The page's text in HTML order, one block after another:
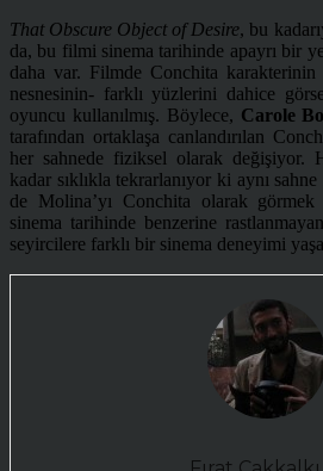
That Obscure Object of Desire, bu
da, bu filmi sinema tarihinde apayrı bir
daha var. Filmde Conchita
nesnesinin- farklı yüzlerini dahice
oyuncu kullanılmış. Böylece, Carole
tarafından ortaklaşa canlandırılan
her sahnede fiziksel olarak değişiyor.
kadar sıklıkla tekrarlanıyor ki aynı
de Molina’yı Conchita olarak görmek
sinema tarihinde benzerine
seyircilere farklı bir sinema deneyimi